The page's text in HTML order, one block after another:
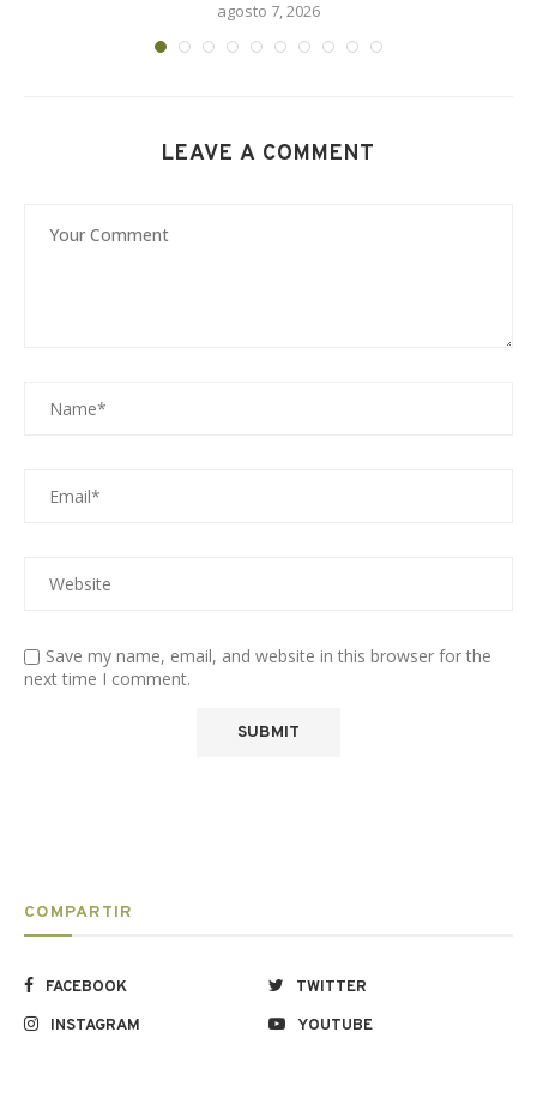
agosto 7, 2026
LEAVE A COMMENT
Save my name, email, and website in this browser for the
next time I comment.
COMPARTIR
FACEBOOK
TWITTER
INSTAGRAM
YOUTUBE